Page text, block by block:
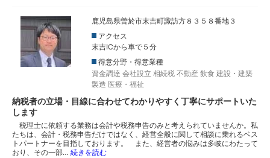
鹿児島県曽於市末吉町諏訪方８３５８番地３
アクセス
末吉ICから車で５分
得意分野・得意業種
資金調達 会社設立 相続税 不動産 飲食 建設・建築
製造 医療・福祉
納税者の立場・目線に合わせてわかりやすく丁寧にサポートいた
します
税理士に依頼する業務は会計や税務申告のみと考えられていませんか。私
たちは、会計・税務申告だけではなく、経営全般に関して相談に乗れるベス
トパートナーを目指しております。 また、経営者の悩みは多岐にわたって
おり、その一部… 続きを読む